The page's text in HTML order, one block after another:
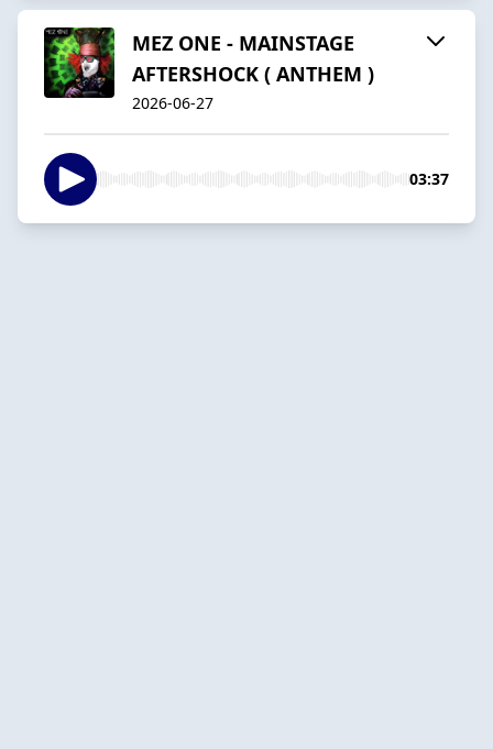
MEZ ONE - MAINSTAGE
AFTERSHOCK ( ANTHEM )
2026-06-27
03:37